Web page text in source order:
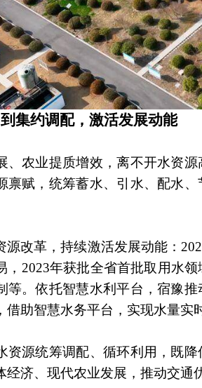
集约调配，激活发展动能
、农业提质增效，离不开水资
禀赋，统筹蓄水、引水、配水
源改革，持续激活发展动能：
，2023年获批全省首批取用水
等。依托智慧水利平台，宿豫
借助智慧水务平台，实现水量实
资源统筹调配、循环利用，既
经济、现代农业发展，推动交通